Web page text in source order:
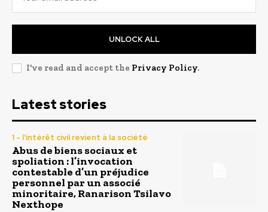
UNLOCK ALL
I've read and accept the Privacy Policy.
Latest stories
1 - l'intérêt civil revient à la société
Abus de biens sociaux et
spoliation : l’invocation
contestable d’un préjudice
personnel par un associé
minoritaire, Ranarison Tsilavo
Nexthope